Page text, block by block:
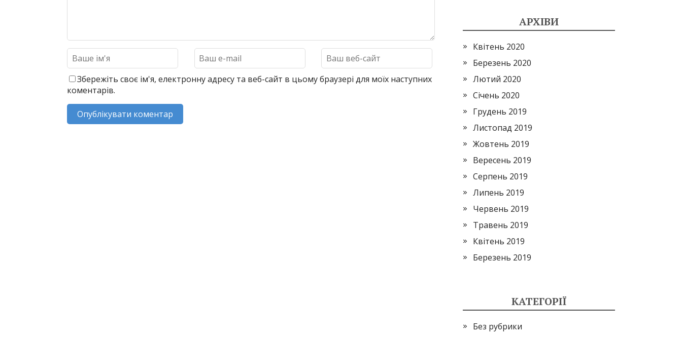
Збережіть своє ім'я, електронну адресу та веб-сайт в цьому браузері для моїх наступних
коментарів.
АРХІВИ
Квітень 2020
Березень 2020
Лютий 2020
Січень 2020
Грудень 2019
Листопад 2019
Жовтень 2019
Вересень 2019
Серпень 2019
Липень 2019
Червень 2019
Травень 2019
Квітень 2019
Березень 2019
КАТЕГОРІЇ
Без рубрики